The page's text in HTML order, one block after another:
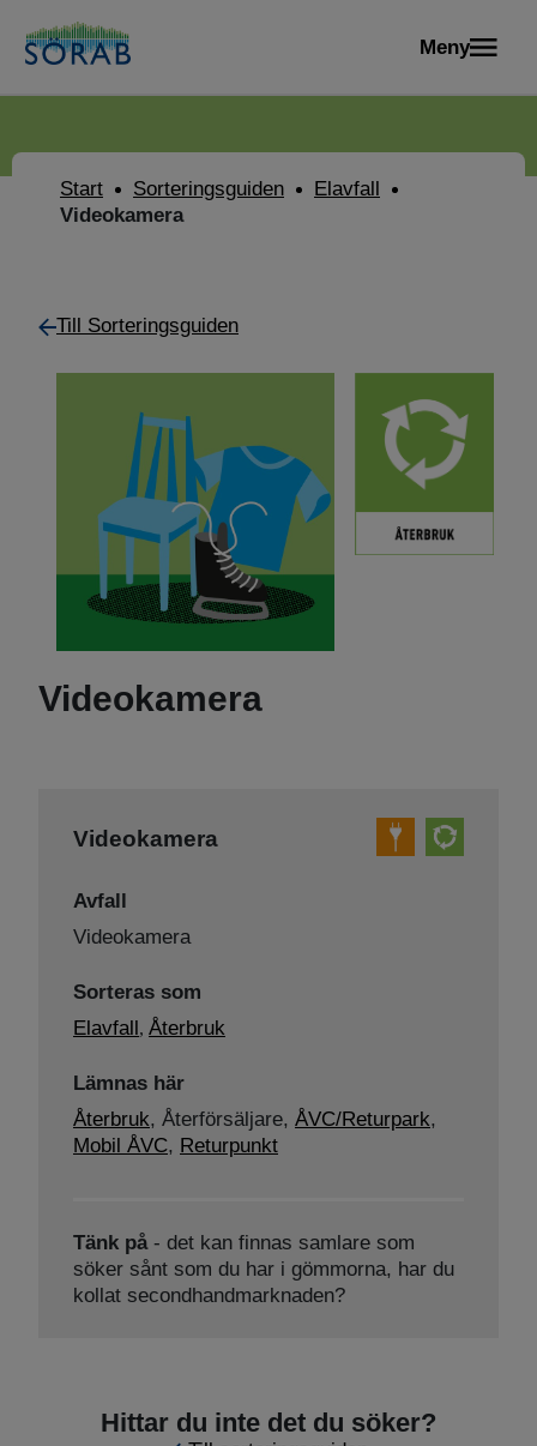
Meny
Start Sorteringsguiden
Elavfall
Videokamera
Till Sorteringsguiden
Videokamera
Videokamera
Avfall
Videokamera
Sorteras som
Elavfall, Återbruk
Lämnas här
Återbruk, Återförsäljare, ÅVC/Returpark,
Mobil ÅVC, Returpunkt
Tänk på- det kan finnas samlare som
söker sånt som du har i gömmorna, har du
kollat secondhandmarknaden?
Hittar du inte det du söker?